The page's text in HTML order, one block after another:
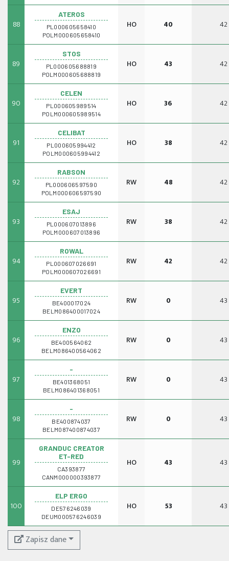
88
ATEROS
PL000605658410
POLM000605658410
HO 40 42
89
STOS
PL000605688819
POLM000605688819
HO 43 42
90
CELEN
PL000605989514
POLM000605989514
HO 36 42
91
CELIBAT
PL000605994412
POLM000605994412
HO 38 42
92
RABSON
PL000606597590
POLM000606597590
RW 48 42
93
ESAJ
PL000607013896
POLM000607013896
RW 38 42
94
ROWAL
PL000607026691
POLM000607026691
RW 42 42
95
EVERT
BE400017024
BELM086400017024
RW 0 43
96
ENZO
BE400564062
BELM086400564062
RW 0 43
97
-
BE401368051
BELM086401368051
RW 0 43
98
-
BE400874037
BELM087400874037
RW 0 43
99
GRANDUC CREATOR
ET-RED
CA393877
CANM000000393877
HO 43 43
100
ELP ERGO
DE576246039
DEUM000576246039
HO 53 43
Zapisz dane